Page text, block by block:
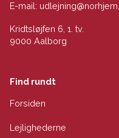
E-mail:
Kridtsløjfen 6, 1. tv.
9000 Aalborg
Find rundt
Forsiden
Lejlighederne